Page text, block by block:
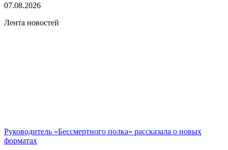
07.08.2026
Лента новостей
Руководитель «Бессмертного полка» рассказала о новых
форматах